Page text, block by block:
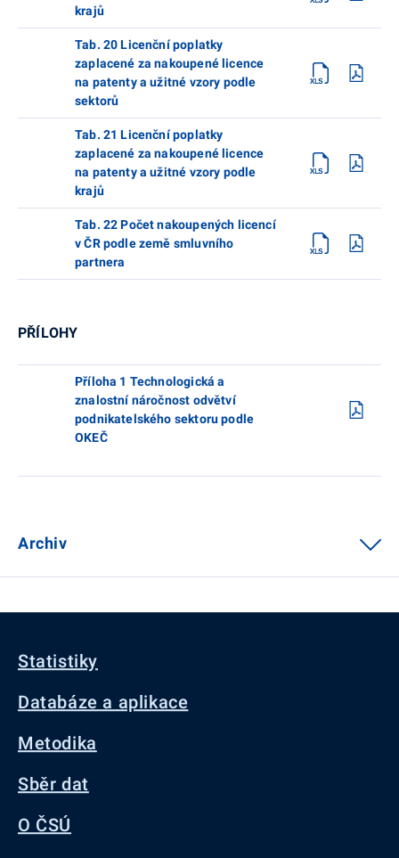
krajů
Tab. 20 Licenční poplatky
zaplacené za nakoupené licence
na patenty a užitné vzory podle
sektorů
Tab. 21 Licenční poplatky
zaplacené za nakoupené licence
na patenty a užitné vzory podle
krajů
Tab. 22 Počet nakoupených licencí
v ČR podle země smluvního
partnera
PŘÍLOHY
Příloha 1 Technologická a
znalostní náročnost odvětví
podnikatelského sektoru podle
OKEČ
Archiv
Statistiky
Databáze a aplikace
Metodika
Sběr dat
O ČSÚ